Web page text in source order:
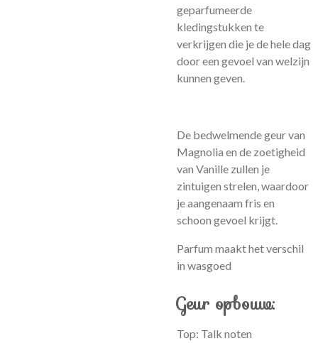
geparfumeerde
kledingstukken te
verkrijgen die je de hele dag
door een gevoel van welzijn
kunnen geven.
De bedwelmende geur van
Magnolia en de zoetigheid
van Vanille zullen je
zintuigen strelen, waardoor
je aangenaam fris en
schoon gevoel krijgt.
Parfum maakt het verschil
in wasgoed
Geur opbouw:
Top: Talk noten